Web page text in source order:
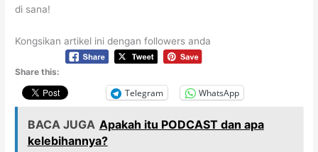
di sana!
Kongsikan artikel ini dengan followers anda
Share this:
Telegram WhatsApp
BACA JUGA Apakah itu PODCAST dan apa
kelebihannya?